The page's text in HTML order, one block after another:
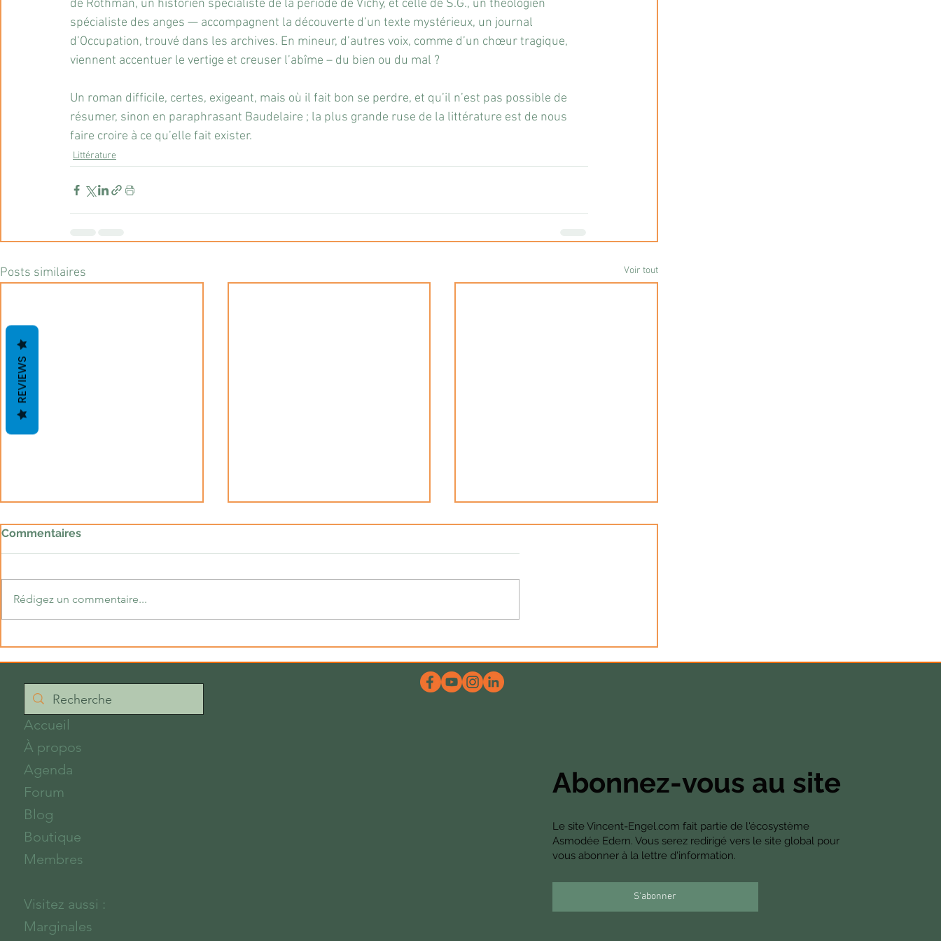
de Rothman, un historien spécialiste de la période de Vichy, et celle de S.G., un théologien
spécialiste des anges — accompagnent la découverte d’un texte mystérieux, un journal
d’Occupation, trouvé dans les archives. En mineur, d’autres voix, comme d’un chœur tragique,
viennent accentuer le vertige et creuser l’abîme – du bien ou du mal ?
Un roman difficile, certes, exigeant, mais où il fait bon se perdre, et qu’il n’est pas possible de
résumer, sinon en paraphrasant Baudelaire ; la plus grande ruse de la littérature est de nous
faire croire à ce qu’elle fait exister.
Littérature
Posts similaires Voir tout
Nuits blanches
Commentaires
Rédigez un commentaire...
Abonnez-vous au site
Le site Vincent-Engel.com fait partie de l'écosystème
Asmodée Edern. Vous serez redirigé vers le site global pour
vous abonner à la lettre d'information.
S'abonner
Accueil
À propos
Agenda
Forum
Blog
Boutique
Membres
Visitez aussi :
Marginales
REVIEWS